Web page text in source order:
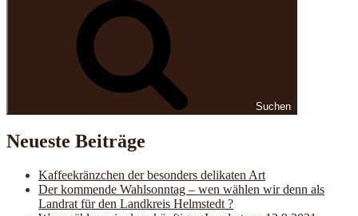
Suchen
Neueste Beiträge
Kaffeekränzchen der besonders delikaten Art
Der kommende Wahlsonntag – wen wählen wir denn als
Landrat für den Landkreis Helmstedt ?